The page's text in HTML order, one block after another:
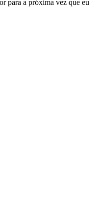
para a próxima vez que eu